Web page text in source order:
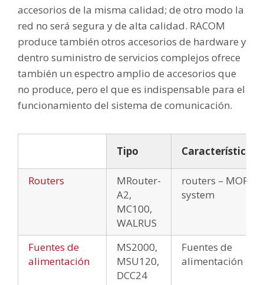
accesorios de la misma calidad; de otro modo la
red no será segura y de alta calidad. RACOM
produce también otros accesorios de hardware y
dentro suministro de servicios complejos ofrece
también un espectro amplio de accesorios que
no produce, pero el que es indispensable para el
funcionamiento del sistema de comunicación.
Tipo Característica
Routers
MRouter-
A2,
MC100,
WALRUS
routers – MORSE
system
Fuentes de
alimentación
MS2000,
MSU120,
DCC24
Fuentes de
alimentación